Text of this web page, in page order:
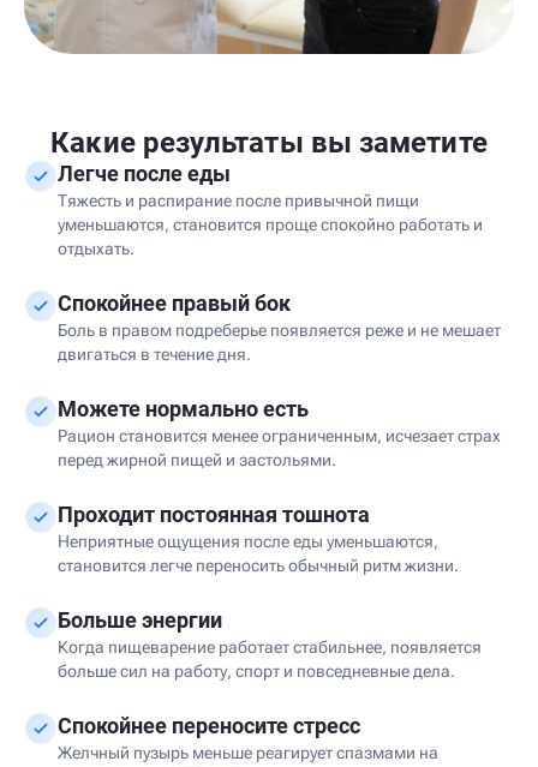
Какие результаты вы заметите
Легче после еды
Тяжесть и распирание после привычной пищи
уменьшаются, становится проще спокойно работать и
отдыхать.
Спокойнее правый бок
Боль в правом подреберье появляется реже и не мешает
двигаться в течение дня.
Можете нормально есть
Рацион становится менее ограниченным, исчезает страх
перед жирной пищей и застольями.
Проходит постоянная тошнота
Неприятные ощущения после еды уменьшаются,
становится легче переносить обычный ритм жизни.
Больше энергии
Когда пищеварение работает стабильнее, появляется
больше сил на работу, спорт и повседневные дела.
Спокойнее переносите стресс
Желчный пузырь меньше реагирует спазмами на